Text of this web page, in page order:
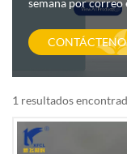
semana por
1 resultados